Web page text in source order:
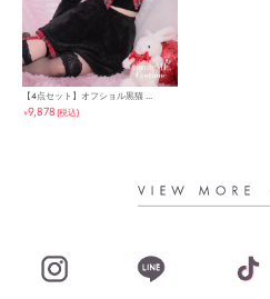
【4点セット】オフショル黒猫 ...
￥9,878(税込)